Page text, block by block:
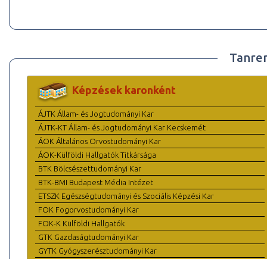
Képzések karonként
ÁJTK Állam- és Jogtudományi Kar
ÁJTK-KT Állam- és Jogtudományi Kar Kecskemét
ÁOK Általános Orvostudományi Kar
ÁOK-Külföldi Hallgatók Titkársága
BTK Bölcsészettudományi Kar
BTK-BMI Budapest Média Intézet
ETSZK Egészségtudományi és Szociális Képzési Kar
FOK Fogorvostudományi Kar
FOK-K Külföldi Hallgatók
GTK Gazdaságtudományi Kar
GYTK Gyógyszerésztudományi Kar